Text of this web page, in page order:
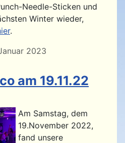
Needle-Sticken und
Winter wieder,
.
2023
am 19.11.22
Am Samstag, dem
19.November 2022,
fand unsere